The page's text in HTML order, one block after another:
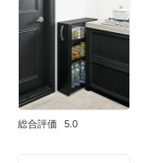
総合評価 5.0